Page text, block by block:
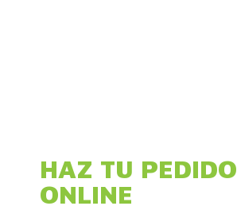
HAZ TU PEDIDO
ONLINE